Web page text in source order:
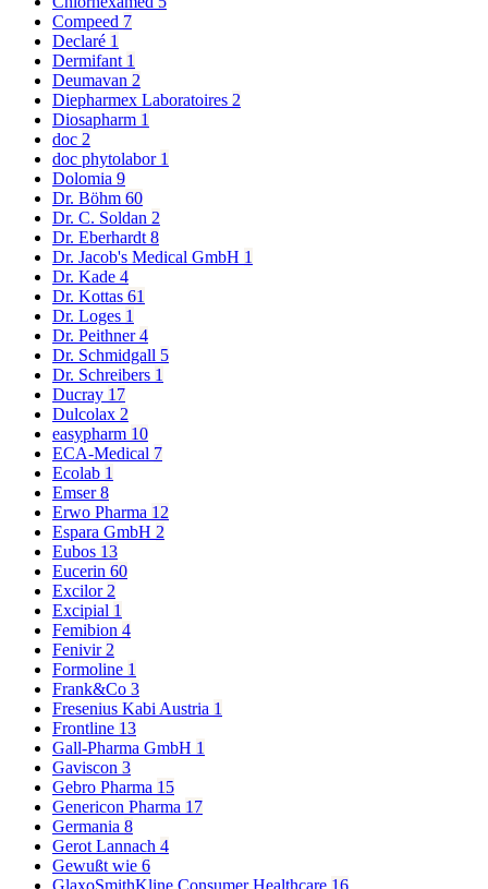
Compeed 7
Declaré 1
Dermifant 1
Deumavan 2
Diepharmex Laboratoires 2
Diosapharm 1
doc 2
doc phytolabor 1
Dolomia 9
Dr. Böhm 60
Dr. C. Soldan 2
Dr. Eberhardt8
Dr. Jacob's Medical GmbH 1
Dr. Kade 4
Dr. Kottas 61
Dr. Loges 1
Dr. Peithner4
Dr. Schmidgall 5
Dr. Schreibers 1
Ducray 17
Dulcolax 2
easypharm 10
ECA-Medical 7
Ecolab 1
Emser8
Erwo Pharma 12
Espara GmbH 2
Eubos 13
Eucerin 60
Excilor2
Excipial 1
Femibion 4
Fenivir2
Formoline 1
Frank&Co 3
Fresenius Kabi Austria 1
Frontline 13
Gall-Pharma GmbH 1
Gaviscon 3
Gebro Pharma 15
Genericon Pharma 17
Germania 8
Gerot Lannach 4
Gewußt wie 6